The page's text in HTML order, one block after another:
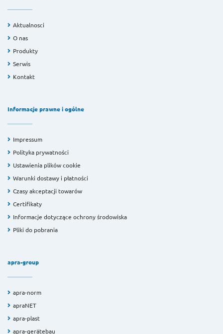
Aktualnosci
O nas
Produkty
Serwis
Kontakt
Informacje prawne i ogólne
Impressum
Polityka prywatności
Ustawienia plików cookie
Warunki dostawy i płatności
Czasy akceptacji towarów
Certifikaty
Informacje dotyczące ochrony środowiska
Pliki do pobrania
apra-group
apra-norm
apraNET
apra-plast
apra-gerätebau